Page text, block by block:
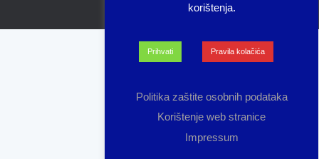
korištenja.
Prihvati Pravila kolačića
Politika zaštite osobnih podataka
Korištenje web stranice
Impressum